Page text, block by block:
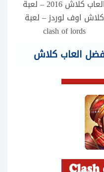
العاب كلاش 2016 – لعبة
كلاش اوف لوردز – لعبة
clash of lords